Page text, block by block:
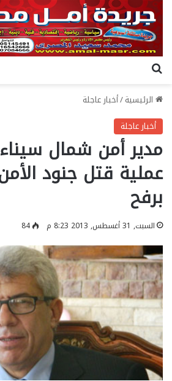
الرئيسية/أخبار عاجلة
أخبار عاجلة
مدير أمن شمال
عملية قتل جنود
برفح
السبت, 31 أغسطس, 2013 8:23 م 84